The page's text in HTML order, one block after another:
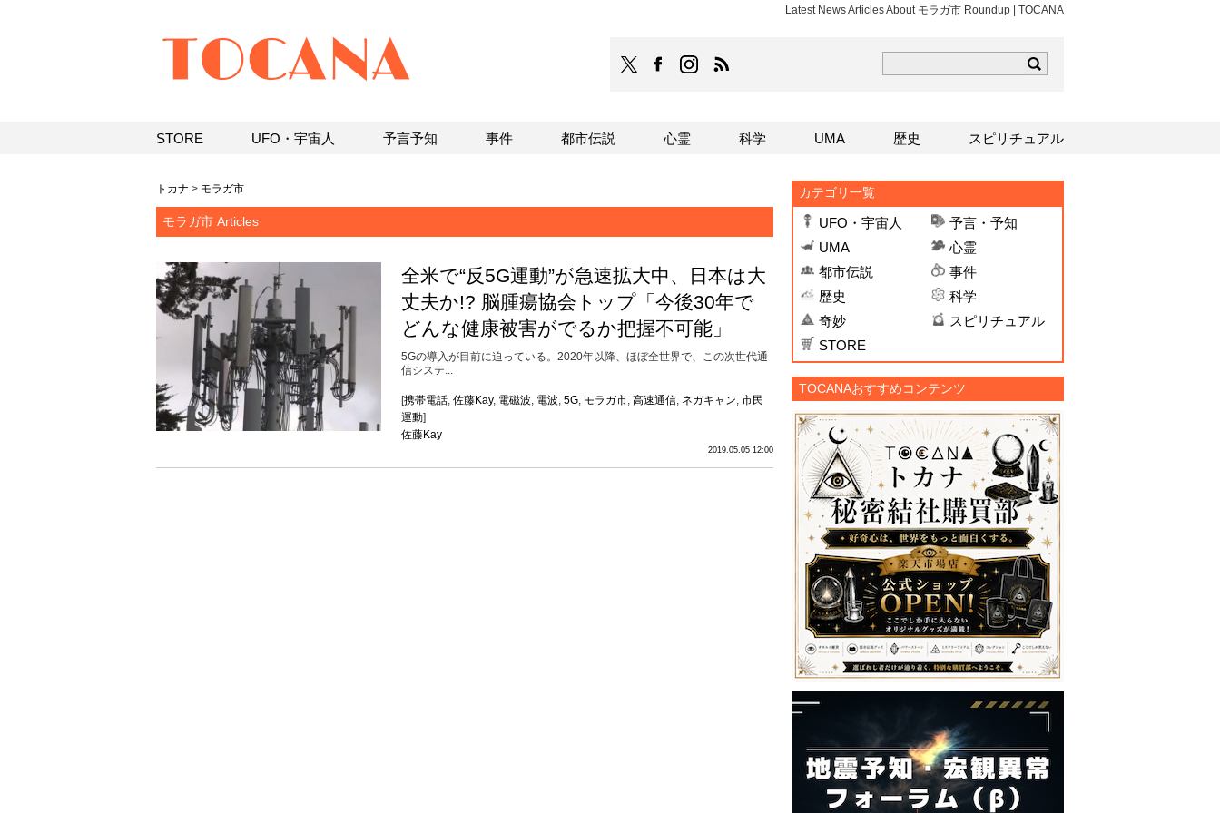
Latest News Articles About モラガ市 Roundup | TOCANA
TOCANAのFacebookはこちら
TOCANAのinstagramはこちら
トカナ > モラガ市
モラガ市 Articles
全米で“反5G運動”が急速拡大中、日本は大
丈夫か!? 脳腫瘍協会トップ「今後30年で
どんな健康被害がでるか把握不可能」
5Gの導入が目前に迫っている。2020年以降、ほぼ全世界で、この次世代通
信システ...
[携帯電話, 佐藤Kay, 電磁波, 電波, 5G, モラガ市, 高速通信, ネガキャン, 市民
運動]
2019.05.05 12:00
佐藤Kay
カテゴリ一覧
UFO・宇宙人
予言・予知
UMA
心霊
都市伝説
事件
歴史
科学
奇妙
スピリチュアル
STORE
TOCANAおすすめコンテンツ
STORE UFO・宇宙人 予言予知 事件 都市伝説 心霊 科学 UMA 歴史 スピリチュアル